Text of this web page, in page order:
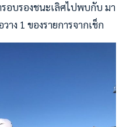
อบรองชนะเลิศไปพบกับ มา
าง 1 ของรายการจากเช็ก